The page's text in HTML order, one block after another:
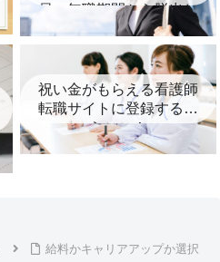
員、無職期間から脱出し
たいあなたへ！
祝い金がもらえる看護師
転職サイトに登録するな
らここ！
給料かキャリアアップか選択